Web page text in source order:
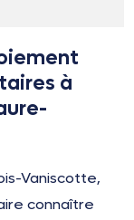
à
Vaniscotte,
connaître